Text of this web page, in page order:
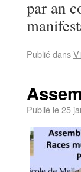
par an
Publié dans
Publié le25